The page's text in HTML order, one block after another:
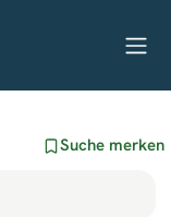
Suche merken